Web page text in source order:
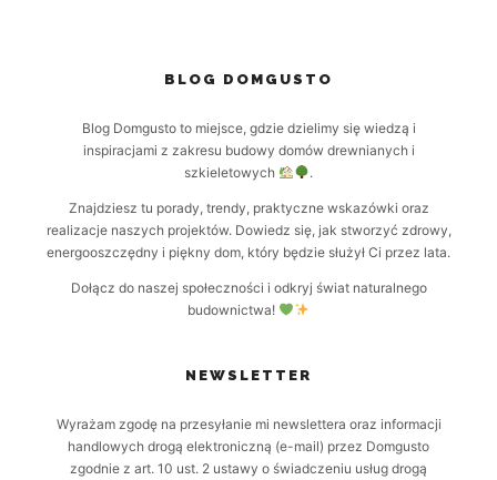
BLOG DOMGUSTO
Blog Domgusto to miejsce, gdzie dzielimy się wiedzą i
inspiracjami z zakresu budowy domów drewnianych i
szkieletowych
.
Znajdziesz tu porady, trendy, praktyczne wskazówki oraz
realizacje naszych projektów. Dowiedz się, jak stworzyć zdrowy,
energooszczędny i piękny dom, który będzie służył Ci przez lata.
Dołącz do naszej społeczności i odkryj świat naturalnego
budownictwa!
NEWSLETTER
Wyrażam zgodę na przesyłanie mi newslettera oraz informacji
handlowych drogą elektroniczną (e-mail) przez Domgusto
zgodnie z art. 10 ust. 2 ustawy o świadczeniu usług drogą